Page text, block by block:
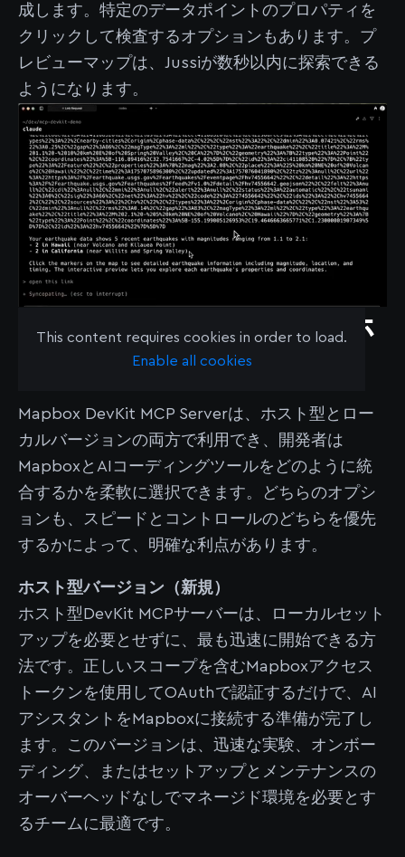
成します。特定のデータポイントのプロパティを
クリックして検査するオプションもあります。プ
レビューマップは、Jussiが数秒以内に探索できる
ようになります。
This content requires cookies in order to load.
Enable all cookies
DevKit MCPサーバーのホ
スト版とローカル版
Mapbox DevKit MCP Serverは、ホスト型とロー
カルバージョンの両方で利用でき、開発者は
MapboxとAIコーディングツールをどのように統
合するかを柔軟に選択できます。どちらのオプシ
ョンも、スピードとコントロールのどちらを優先
するかによって、明確な利点があります。
ホスト型バージョン（新規）
ホスト型DevKit MCPサーバーは、ローカルセット
アップを必要とせずに、最も迅速に開始できる方
法です。正しいスコープを含むMapboxアクセス
トークンを使用してOAuthで認証するだけで、AI
アシスタントをMapboxに接続する準備が完了し
ます。このバージョンは、迅速な実験、オンボー
ディング、またはセットアップとメンテナンスの
オーバーヘッドなしでマネージド環境を必要とす
るチームに最適です。